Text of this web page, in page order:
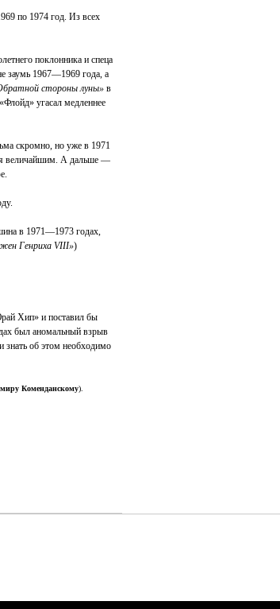
по 1974 год. Из всех
поклонника и спеца
заумь 1967—1969 года, а
стороны луны» в
угасал медленнее
скромно, но уже в 1971
величайшим. А дальше —
в 1971—1973 годах,
Генриха VIII»)
Хип» и поставил бы
был аномальный взрыв
знать об этом необходимо
Коменданскому).